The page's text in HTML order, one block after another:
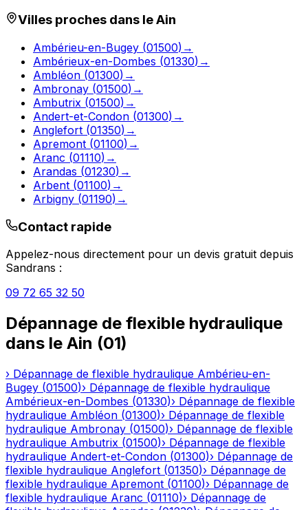
Villes proches dans leAin
Ambérieu-en-Bugey (01500) →
Ambérieux-en-Dombes (01330) →
Ambléon (01300) →
Ambronay (01500) →
Ambutrix (01500) →
Andert-et-Condon (01300) →
Anglefort (01350) →
Apremont (01100) →
Aranc (01110) →
Arandas (01230) →
Arbent (01100) →
Arbigny (01190) →
Contact rapide
Appelez-nous directement pour un devis gratuit depuis
Sandrans :
09 72 65 32 50
Dépannage de flexible hydraulique
dans le Ain (01)
› Dépannage de flexible hydraulique Ambérieu-en-
Bugey (01500)› Dépannage de flexible hydraulique
Ambérieux-en-Dombes (01330)› Dépannage de flexible
hydraulique Ambléon (01300)› Dépannage de flexible
hydraulique Ambronay (01500)› Dépannage de flexible
hydraulique Ambutrix (01500)› Dépannage de flexible
hydraulique Andert-et-Condon (01300)› Dépannage de
flexible hydraulique Anglefort (01350)› Dépannage de
flexible hydraulique Apremont (01100)› Dépannage de
flexible hydraulique Aranc (01110)› Dépannage de